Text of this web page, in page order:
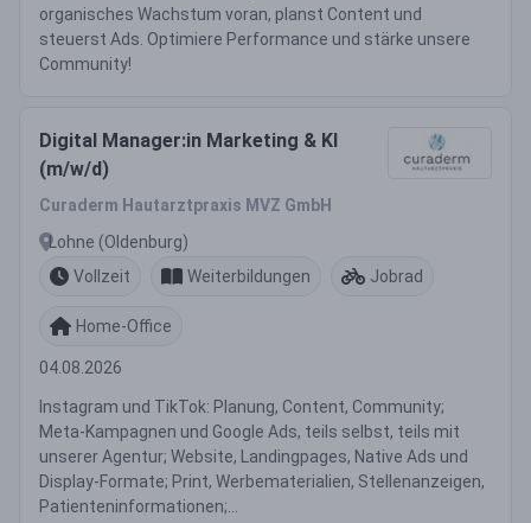
organisches Wachstum voran, planst Content und
steuerst Ads. Optimiere Performance und stärke unsere
Community!
Digital Manager:in Marketing & KI
(m/w/d)
Curaderm Hautarztpraxis MVZ GmbH
Lohne (Oldenburg)
Vollzeit
Weiterbildungen Jobrad
Home-Office
04.08.2026
Instagram und TikTok: Planung, Content, Community;
Meta-Kampagnen und Google Ads, teils selbst, teils mit
unserer Agentur; Website, Landingpages, Native Ads und
Display-Formate; Print, Werbematerialien, Stellenanzeigen,
Patienteninformationen;...